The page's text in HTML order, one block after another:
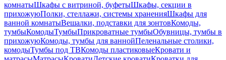
комнатыШкафы с витриной, буфетыШкафы, секции в
прихожуюПолки, стеллажи, системы храненияШкафы для
ванной комнатыВешалки, подставки для зонтовКомоды,
тумбыКомодыТумбыПрикроватные тумбыОбувницы, тумбы в
прихожуюКомоды, тумбы для ваннойПеленальные столики,
комодыТумбы под ТВКомоды пластиковыеКровати и